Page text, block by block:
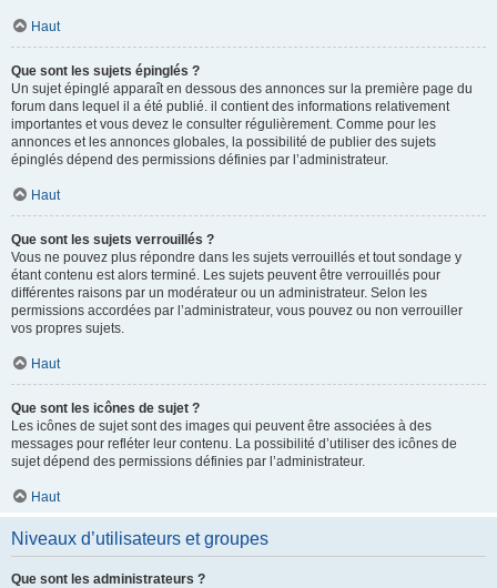
Haut
Que sont les sujets épinglés ?
Un sujet épinglé apparaît en dessous des annonces sur la première page du
forum dans lequel il a été publié. il contient des informations relativement
importantes et vous devez le consulter régulièrement. Comme pour les
annonces et les annonces globales, la possibilité de publier des sujets
épinglés dépend des permissions définies par l’administrateur.
Haut
Que sont les sujets verrouillés ?
Vous ne pouvez plus répondre dans les sujets verrouillés et tout sondage y
étant contenu est alors terminé. Les sujets peuvent être verrouillés pour
différentes raisons par un modérateur ou un administrateur. Selon les
permissions accordées par l’administrateur, vous pouvez ou non verrouiller
vos propres sujets.
Haut
Que sont les icônes de sujet ?
Les icônes de sujet sont des images qui peuvent être associées à des
messages pour refléter leur contenu. La possibilité d’utiliser des icônes de
sujet dépend des permissions définies par l’administrateur.
Haut
Niveaux d’utilisateurs et groupes
Que sont les administrateurs ?